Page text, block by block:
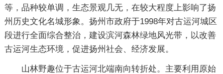
等，品种较单调，生态景观几无，在较大程度上影响了扬
州历史文化名城形象。扬州市政府于1998年对古运河城区
段进行全面综合整治，建设滨河森林绿地风光带，以改善
古运河生态环境，促进扬州社会、经济发展。
山林野趣位于古运河北端南向转折处。主要利用原始